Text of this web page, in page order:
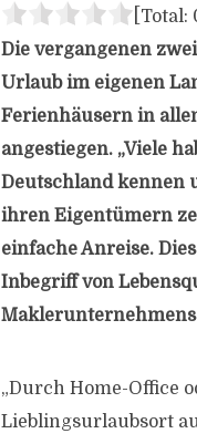
[Total:
Die vergangenen
Urlaub im eigenen
Ferienhäusern in
angestiegen. „Viele
Deutschland kennen
ihren Eigentümern
einfache Anreise.
Inbegriff von
Maklerunternehmens
„Durch Home-Office
Lieblingsurlaubsort